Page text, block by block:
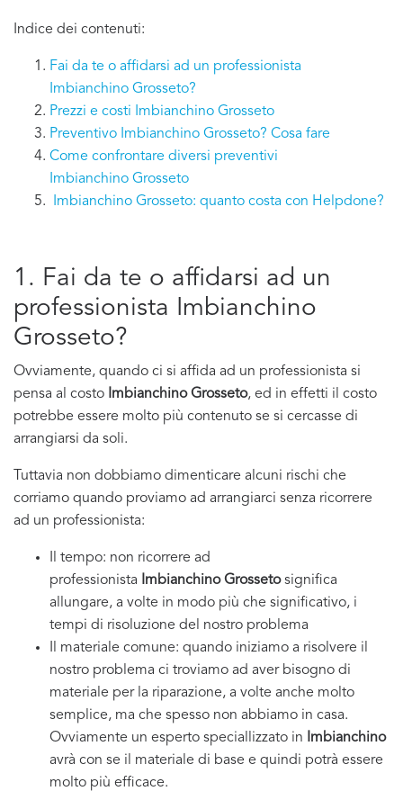
Indice dei contenuti:
Fai da te o affidarsi ad un professionista
Imbianchino Grosseto?
Prezzi e costi Imbianchino Grosseto
Preventivo Imbianchino Grosseto? Cosa fare
Come confrontare diversi preventivi
Imbianchino Grosseto
Imbianchino Grosseto: quanto costa con Helpdone?
1. Fai da te o affidarsi ad un
professionista Imbianchino
Grosseto?
Ovviamente, quando ci si affida ad un professionista si
pensa al costo Imbianchino Grosseto, ed in effetti il costo
potrebbe essere molto più contenuto se si cercasse di
arrangiarsi da soli.
Tuttavia non dobbiamo dimenticare alcuni rischi che
corriamo quando proviamo ad arrangiarci senza ricorrere
ad un professionista:
Il tempo: non ricorrere ad
professionista
Imbianchino Grossetosignifica
allungare, a volte in modo più che significativo, i
tempi di risoluzione del nostro problema
Il materiale comune: quando iniziamo a risolvere il
nostro problema ci troviamo ad aver bisogno di
materiale per la riparazione, a volte anche molto
semplice, ma che spesso non abbiamo in casa.
Ovviamente un esperto speciallizzato in
Imbianchino
avrà con se il materiale di base e quindi potrà essere
molto più efficace.